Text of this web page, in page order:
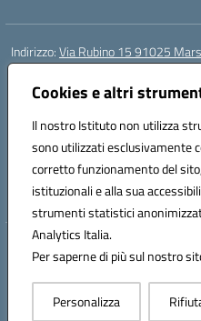
Cookies e altri
Il nostro Istituto non utilizza
sono utilizzati esclusivamente
corretto funzionamento del
istituzionali e alla sua
strumenti statistici
Analytics Italia.
Per saperne di più sul nostro
Personalizza
Indirizzo:Via Rubino 15 91025
Centralino:
Posta elettronica certificata (PEC):
Codice fiscale: 91032370818
Codice meccanografico:
Codice Indice delle Pubbliche
Codice unico di fatturazione (CUF):
Hosting &
Concept &